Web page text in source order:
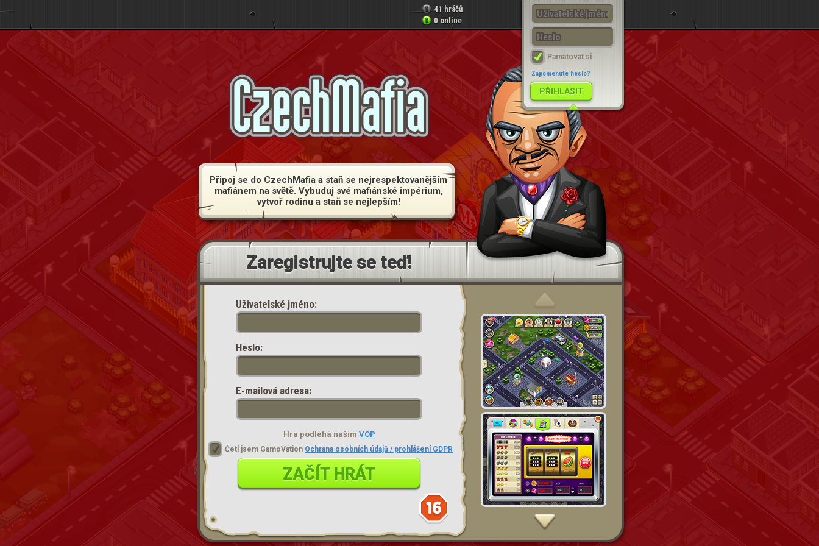
41 hráčů
0 online
PŘIHLÁSIT
Pamatovat si
Zapomenuté heslo?
Připoj se do CzechMafia a staň se nejrespektovanějším
mafiánem na světě. Vybuduj své mafiánské impérium,
vytvoř rodinu a staň se nejlepším!
Zaregistrujte se teď!
Uživatelské jméno:
Heslo:
E-mailová adresa:
Hra podléhá našim VOP
Četl jsem GamoVation Ochrana osobních údajů / prohlášení GDPR
ZAČÍT HRÁT